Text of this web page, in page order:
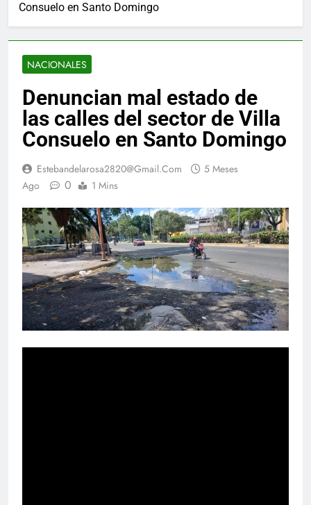
Consuelo en Santo Domingo
NACIONALES
Denuncian mal estado de
las calles del sector de Villa
Consuelo en Santo Domingo
Estebandelarosa2820@gmail.com
5 Meses
Ago
0 1 Mins